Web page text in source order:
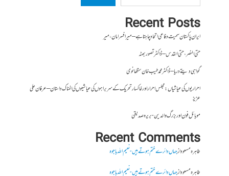
Recent Posts
ایران پاکستان سمیت دفاعی اتحاد چاہتا ہے – میر افسر امان،میر
حتی النصر ، حتی القدس – ڈاکٹر تصور بھٹہ
گواہی دیتے دریا – ڈاکٹر محمد طیب خان سنگھانوی
احراریوں کی عیاشیاں : مجلس احرار اور خاکسار تحریک کے سربراہوں کی عیاشیوں کی المناک داستان – عرفان علی
عزیز
موبائل فون اور بزرگ والدین- بریرہ صدیقی
Recent Comments
طاہرہ مسعودازجہاں دائرے ختم ہوتے ہیں- نعیم اللہ باجوہ
طاہرہ مسعودازجہاں دائرے ختم ہوتے ہیں- نعیم اللہ باجوہ